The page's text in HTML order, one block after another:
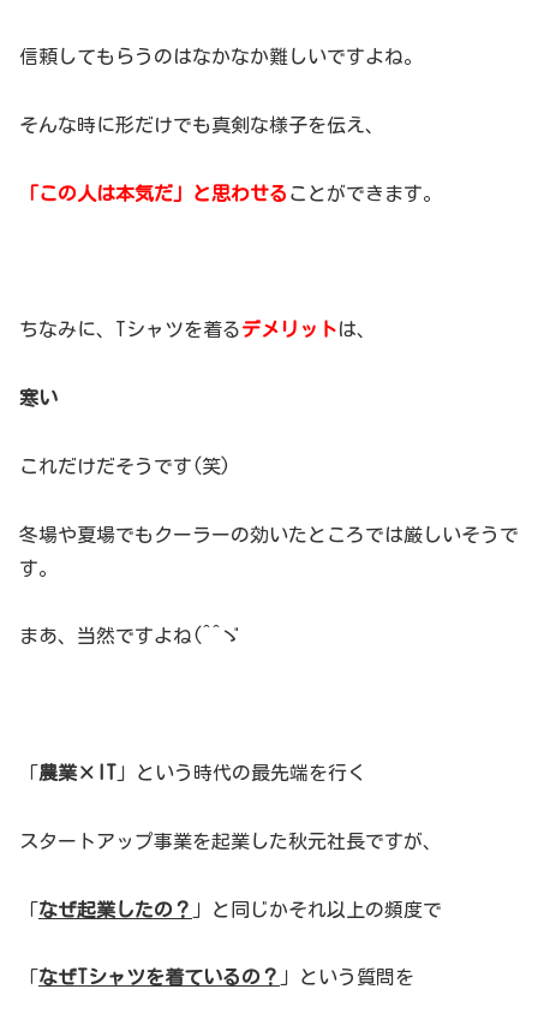
信頼してもらうのはなかなか難しいですよね。
そんな時に形だけでも真剣な様子を伝え、
「この人は本気だ」と思わせる ことができます。
ちなみに、Tシャツを着るデメリットは、
寒い
これだけだそうです(笑)
冬場や夏場でもクーラーの効いたところでは厳しいそうで
す。
まあ、当然ですよね(^^ゞ
「農業×IT 」という時代の最先端を行く
スタートアップ事業を起業した秋元社長ですが、
「なぜ起業したの？ 」と同じかそれ以上の頻度で
「なぜTシャツを着ているの？ 」という質問を